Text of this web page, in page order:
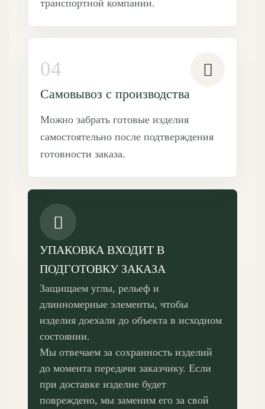
транспортной компании.
04
Самовывоз с производства
Можно забрать готовые изделия
самостоятельно после подтверждения
готовности заказа.
УПАКОВКА ВХОДИТ В
ПОДГОТОВКУ ЗАКАЗА
Защищаем углы, рельеф и
длинномерные элементы, чтобы
изделия доехали до объекта в исходном
состоянии.
Мы отвечаем за сохранность изделий
до момента передачи заказчику. Если
при доставке изделие будет
повреждено, мы заменим его за свой